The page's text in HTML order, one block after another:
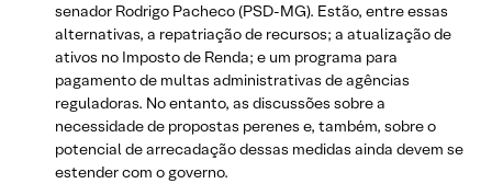
senador Rodrigo Pacheco (PSD-MG). Estão, entre essas
alternativas, a repatriação de recursos; a atualização de
ativos no Imposto de Renda; e um programa para
pagamento de multas administrativas de agências
reguladoras. No entanto, as discussões sobre a
necessidade de propostas perenes e, também, sobre o
potencial de arrecadação dessas medidas ainda devem se
estender com o governo.